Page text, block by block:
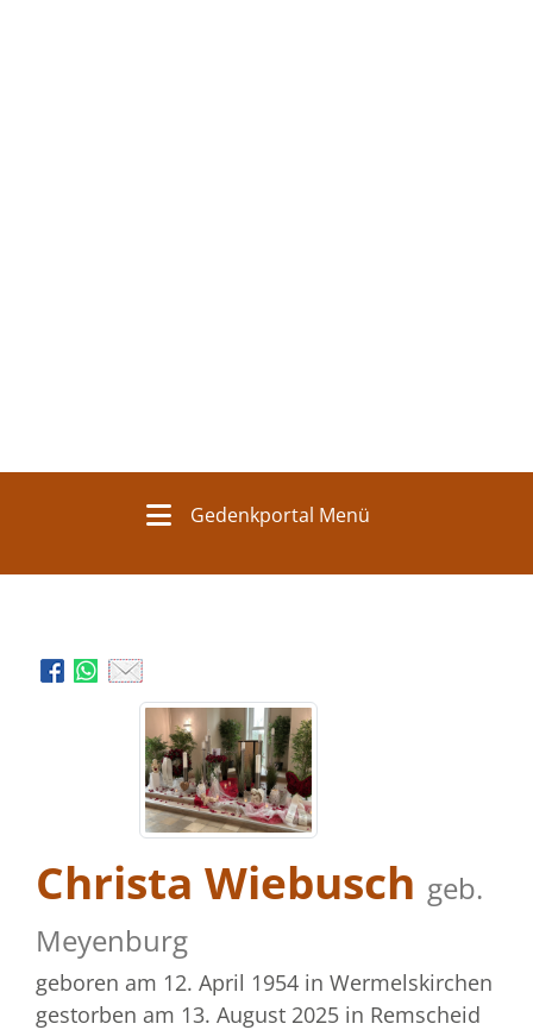
Gedenkportal Menü
Christa Wiebusch geb.
Meyenburg
geboren am 12. April 1954 in Wermelskirchen
gestorben am 13. August 2025 in Remscheid